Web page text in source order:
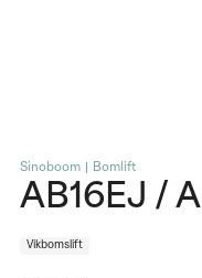
Sinoboom | Bomlift
AB16EJ /
Vikbomslift